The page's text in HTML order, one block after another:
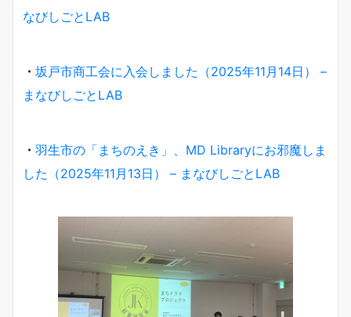
なびしごとLAB
・ 坂戸市商工会に入会しました（2025年11月14日） –
まなびしごとLAB
・ 羽生市の「まちのえき」、MD Libraryにお邪魔しま
した（2025年11月13日） – まなびしごとLAB